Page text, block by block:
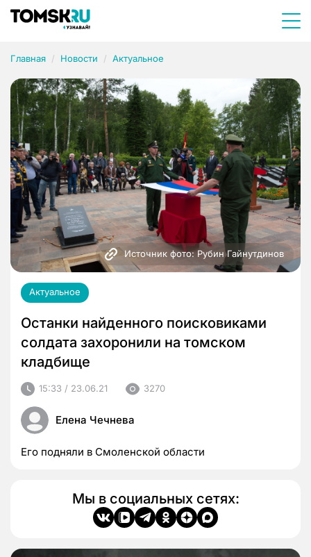
Главная Новости Актуальное
Источник фото: Рубин Гайнутдинов
Актуальное
Останки найденного поисковиками
солдата захоронили на томском
кладбище
15:33 / 23.06.21 3270
Елена Чечнева
Его подняли в Смоленской области
Мы в социальных сетях: